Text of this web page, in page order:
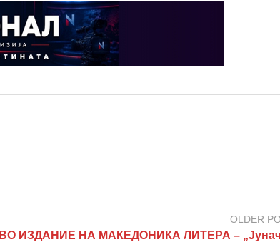
OLDER
ВО ИЗДАНИЕ НА МАКЕДОНИКА ЛИТЕРА –